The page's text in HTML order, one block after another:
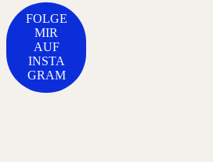
FOLGE
MIR
AUF
INSTA
GRAM